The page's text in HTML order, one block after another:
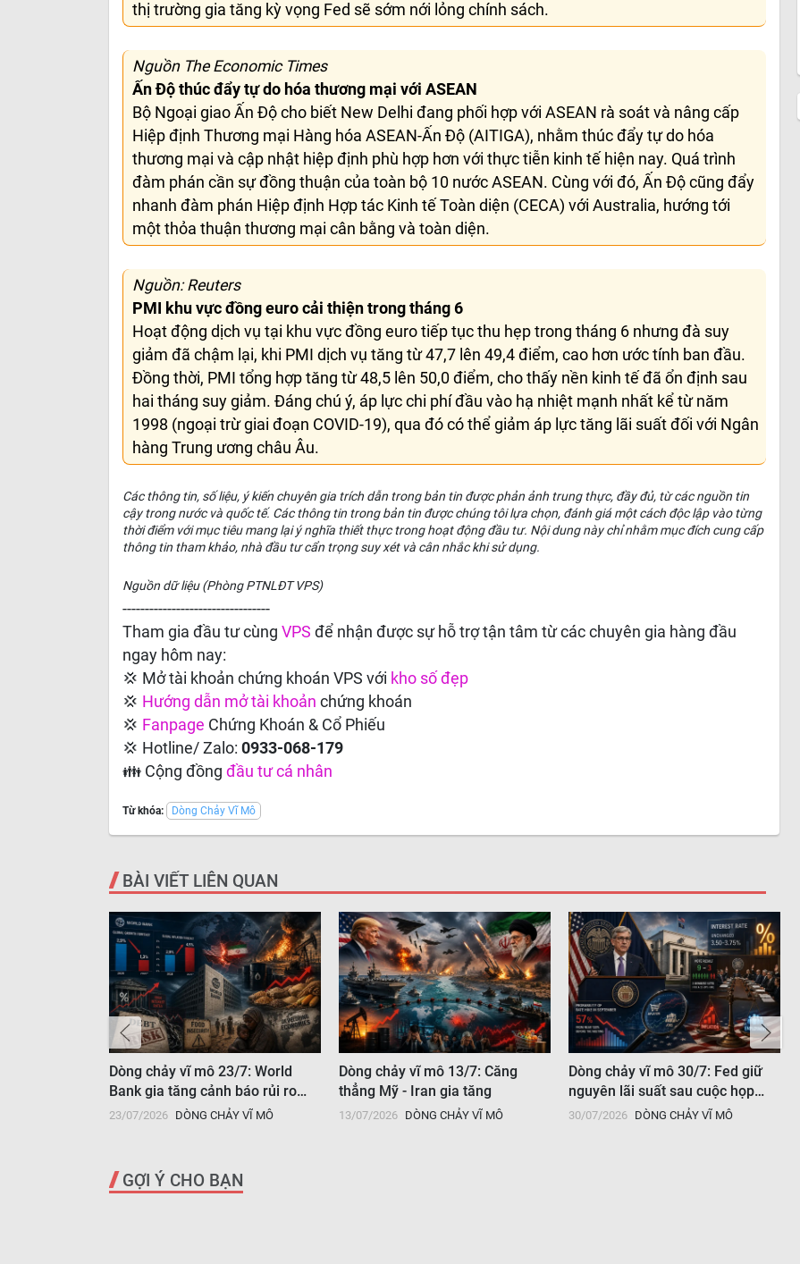
thị trường gia tăng kỳ vọng Fed sẽ sớm nới lỏng chính sách.
Nguồn The Economic Times
Ấn Độ thúc đẩy tự do hóa thương mại với ASEAN
Bộ Ngoại giao Ấn Độ cho biết New Delhi đang phối hợp với ASEAN rà soát và nâng cấp
Hiệp định Thương mại Hàng hóa ASEAN-Ấn Độ (AITIGA), nhằm thúc đẩy tự do hóa
thương mại và cập nhật hiệp định phù hợp hơn với thực tiễn kinh tế hiện nay. Quá trình
đàm phán cần sự đồng thuận của toàn bộ 10 nước ASEAN. Cùng với đó, Ấn Độ cũng đẩy
nhanh đàm phán Hiệp định Hợp tác Kinh tế Toàn diện (CECA) với Australia, hướng tới
một thỏa thuận thương mại cân bằng và toàn diện.
Nguồn: Reuters
PMI khu vực đồng euro cải thiện trong tháng 6
Hoạt động dịch vụ tại khu vực đồng euro tiếp tục thu hẹp trong tháng 6 nhưng đà suy
giảm đã chậm lại, khi PMI dịch vụ tăng từ 47,7 lên 49,4 điểm, cao hơn ước tính ban đầu.
Đồng thời, PMI tổng hợp tăng từ 48,5 lên 50,0 điểm, cho thấy nền kinh tế đã ổn định sau
hai tháng suy giảm. Đáng chú ý, áp lực chi phí đầu vào hạ nhiệt mạnh nhất kể từ năm
1998 (ngoại trừ giai đoạn COVID-19), qua đó có thể giảm áp lực tăng lãi suất đối với Ngân
hàng Trung ương châu Âu.
Các thông tin, số liệu, ý kiến chuyên gia trích dẫn trong bản tin được phản ảnh trung thực, đầy đủ, từ các nguồn tin
cậy trong nước và quốc tế. Các thông tin trong bản tin được chúng tôi lựa chọn, đánh giá một cách độc lập vào từng
thời điểm với mục tiêu mang lại ý nghĩa thiết thực trong hoạt động đầu tư. Nội dung này chỉ nhằm mục đích cung cấp
thông tin tham khảo, nhà đầu tư cẩn trọng suy xét và cân nhắc khi sử dụng.
Nguồn dữ liệu (Phòng PTNLĐT VPS)
---------------------------------
Tham gia đầu tư cùng VPS để nhận được sự hỗ trợ tận tâm từ các chuyên gia hàng đầu
ngay hôm nay:
💢 Mở tài khoản chứng khoán VPS với kho số đẹp
💢 Hướng dẫn mở tài khoản chứng khoán
💢 Fanpage Chứng Khoán & Cổ Phiếu
💢 Hotline/ Zalo: 0933-068-179
👪 Cộng đồng đầu tư cá nhân
Từ khóa: Dòng Chảy Vĩ Mô
BÀI VIẾT LIÊN QUAN
Dòng chảy vĩ mô 23/7: World
Bank gia tăng cảnh báo rủi ro
kinh tế toàn cầu
23/07/2026 DÒNG CHẢY VĨ MÔ
Dòng chảy vĩ mô 13/7: Căng
thẳng Mỹ - Iran gia tăng
13/07/2026 DÒNG CHẢY VĨ MÔ
Dòng chảy vĩ mô 30/7: Fed giữ
nguyên lãi suất sau cuộc họp
tháng 7
30/07/2026 DÒNG CHẢY VĨ MÔ
GỢI Ý CHO BẠN